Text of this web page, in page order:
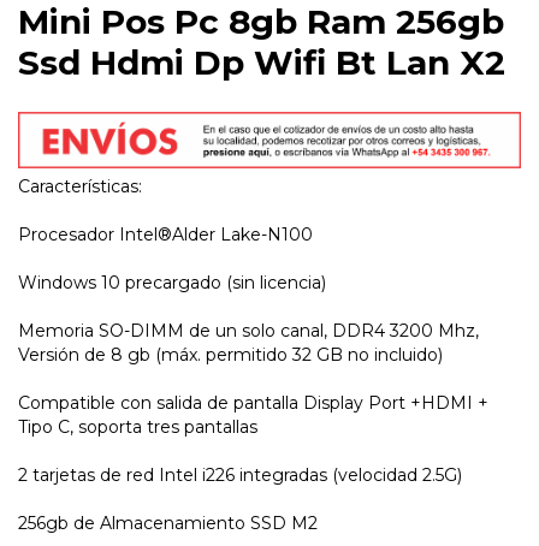
Mini Pos Pc 8gb Ram 256gb
Ssd Hdmi Dp Wifi Bt Lan X2
Características:
Procesador Intel®Alder Lake-N100
Windows 10 precargado (sin licencia)
Memoria SO-DIMM de un solo canal, DDR4 3200 Mhz,
Versión de 8 gb (máx. permitido 32 GB no incluido)
Compatible con salida de pantalla Display Port +HDMI +
Tipo C, soporta tres pantallas
2 tarjetas de red Intel i226 integradas (velocidad 2.5G)
256gb de Almacenamiento SSD M2